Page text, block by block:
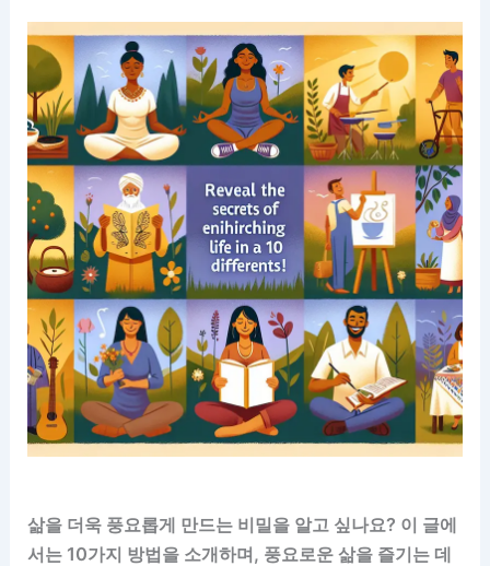
삶을 더욱 풍요롭게 만드는 비밀을 알고 싶나요? 이 글에
서는 10가지 방법을 소개하며, 풍요로운 삶을 즐기는 데